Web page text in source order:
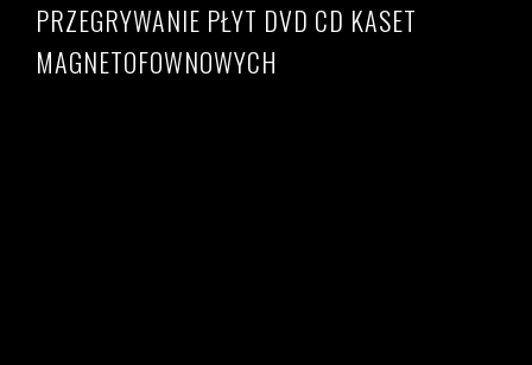
PRZEGRYWANIE PŁYT DVD CD KASET
MAGNETOFOWNOWYCH